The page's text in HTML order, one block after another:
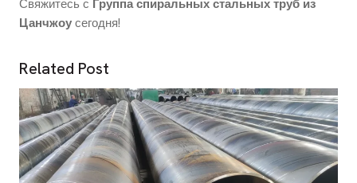
Свяжитесь с Группа спиральных стальных труб из
Цанчжоу сегодня!
Related Post